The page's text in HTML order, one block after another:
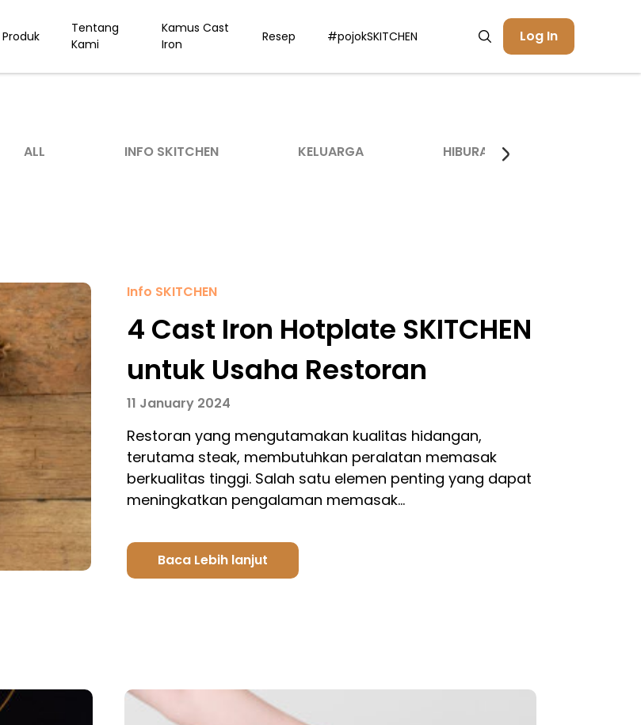
Produk
Tentang
Kami
Kamus Cast
Iron
Resep #pojokSKITCHEN Log In
ALL INFO SKITCHEN KELUARGA HIBURAN
Info SKITCHEN
4 Cast Iron Hotplate SKITCHEN
untuk Usaha Restoran
11 January 2024
Restoran yang mengutamakan kualitas hidangan,
terutama steak, membutuhkan peralatan memasak
berkualitas tinggi. Salah satu elemen penting yang dapat
meningkatkan pengalaman memasak…
Baca Lebih lanjut